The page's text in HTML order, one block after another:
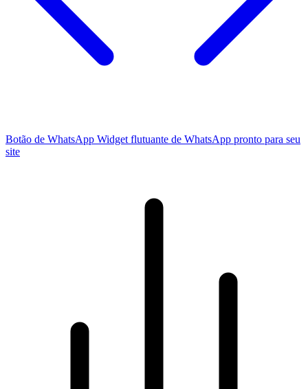
Botão de WhatsApp Widget flutuante de WhatsApp pronto para seu
site